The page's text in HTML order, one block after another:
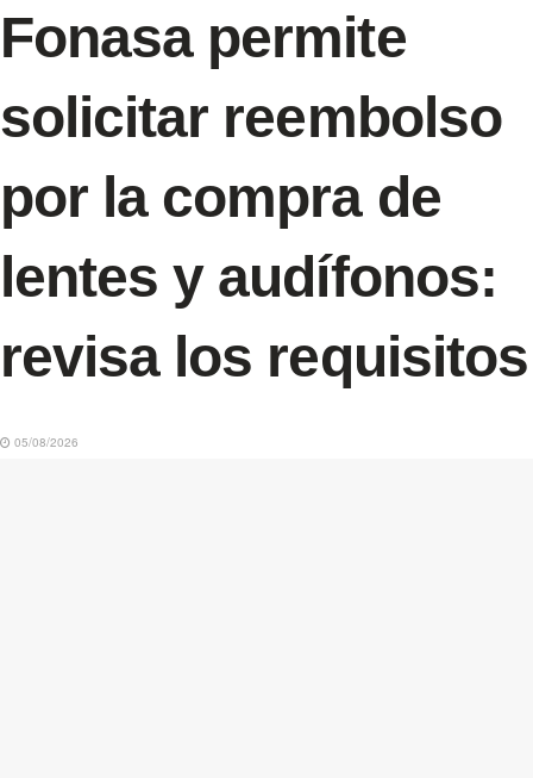
Fonasa permite
solicitar reembolso
por la compra de
lentes y audífonos:
revisa los requisitos
05/08/2026